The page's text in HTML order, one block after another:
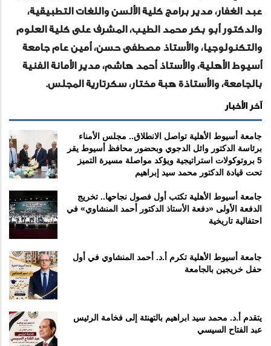
عبد الغفار، مدير برامج كلية الألسن واللغات التطبيقية،
والدكتور أبو بكر محمد الطيب، المشرف على كلية العلوم
والتكنولوجيا، والأستاذ مصطفى حسن، أمين عام جامعة
أسيوط الأهلية، والأستاذ أحمد هاشم، مدير الأمانة الفنية
بالجامعة، والأستاذة هبة مختار، سكرتارية المجلس.
آخر الأخبار
جامعة أسيوط الأهلية تواصل الانطلاق.. مجلس الأمناء
برئاسة الدكتور وائل الدجوي وبحضور محافظ أسيوط يقر
5 بروتوكولات استراتيجية ويؤكد مواصلة مسيرة التميز
تحت قيادة الدكتور محمد سيد إبراهيم
جامعة أسيوط الأهلية تكتب أول فصول نجاحها.. تخريج
الدفعة الأولى «دفعة الأستاذ الدكتور أحمد المنشاوي» في
احتفالية تاريخية
جامعة أسيوط الأهلية تكرم أ.د. أحمد المنشاوي في أول
حفل خريجين بالجامعة
يتقدم أ.د. محمد سيد ابراهيم بالتهنئة إلى فخامة الرئيس
عبد الفتاح السيسي